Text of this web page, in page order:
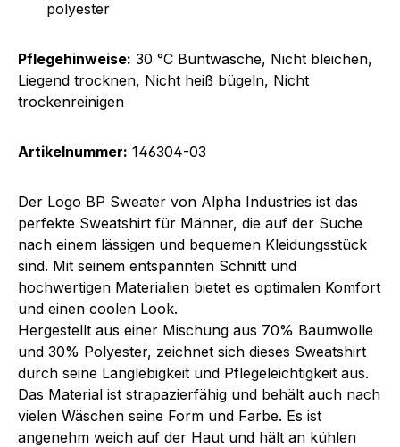
polyester
Pflegehinweise: 30 °C Buntwäsche, Nicht bleichen,
Liegend trocknen, Nicht heiß bügeln, Nicht
trockenreinigen
Artikelnummer: 146304-03
Der Logo BP Sweater von Alpha Industries ist das
perfekte Sweatshirt für Männer, die auf der Suche
nach einem lässigen und bequemen Kleidungsstück
sind. Mit seinem entspannten Schnitt und
hochwertigen Materialien bietet es optimalen Komfort
und einen coolen Look.
Hergestellt aus einer Mischung aus 70% Baumwolle
und 30% Polyester, zeichnet sich dieses Sweatshirt
durch seine Langlebigkeit und Pflegeleichtigkeit aus.
Das Material ist strapazierfähig und behält auch nach
vielen Wäschen seine Form und Farbe. Es ist
angenehm weich auf der Haut und hält an kühlen